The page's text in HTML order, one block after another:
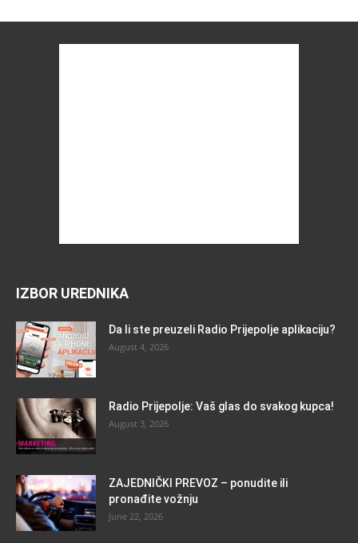
IZBOR UREDNIKA
Da li ste preuzeli Radio Prijepolje aplikaciju?
August 4, 2026
Radio Prijepolje: Vaš glas do svakog kupca!
August 3, 2026
ZAJEDNIČKI PREVOZ – ponudite ili
pronađite vožnju
June 22, 2026